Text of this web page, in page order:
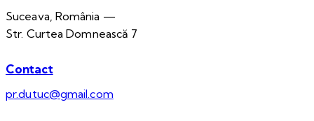
Suceava, România —
Str. Curtea Domnească 7
Contact
pr.dutuc@gmail.com